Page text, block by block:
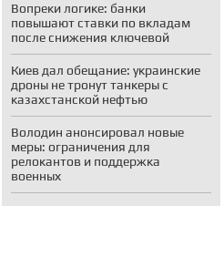
Вопреки логике: банки
повышают ставки по вкладам
после снижения ключевой
Киев дал обещание: украинские
дроны не тронут танкеры с
казахстанской нефтью
Володин анонсировал новые
меры: ограничения для
релокантов и поддержка
военных